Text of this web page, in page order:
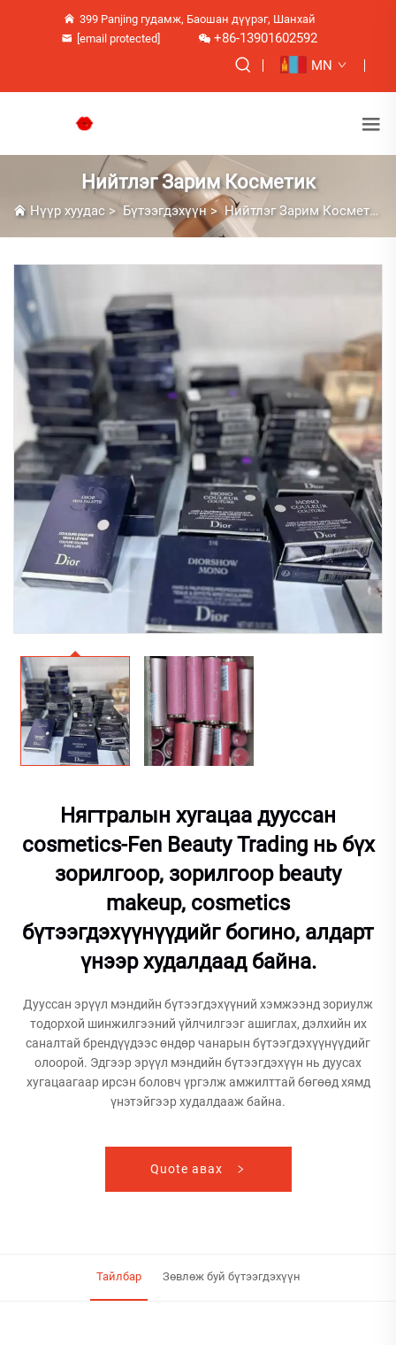
399 Panjing гудамж, Баошан дүүрэг, Шанхай
[email protected]
+86-13901602592
MN
Нийтлэг Зарим Косметик
Нүүр хуудас > Бүтээгдэхүүн > Нийтлэг Зарим Косметик
Нягтралын хугацаа дууссан
cosmetics-Fen Beauty Trading нь бүх
зорилгоор, зорилгоор beauty
makeup, cosmetics
бүтээгдэхүүнүүдийг богино, алдарт
үнээр худалдаад байна.
Дууссан эрүүл мэндийн бүтээгдэхүүний хэмжээнд зориулж
тодорхой шинжилгээний үйлчилгээг ашиглах, дэлхийн их
саналтай брендүүдээс өндөр чанарын бүтээгдэхүүнүүдийг
олоорой. Эдгээр эрүүл мэндийн бүтээгдэхүүн нь дуусах
хугацаагаар ирсэн боловч үргэлж амжилттай бөгөөд хямд
үнэтэйгээр худалдааж байна.
Quote авах
Тайлбар Зөвлөж буй бүтээгдэхүүн